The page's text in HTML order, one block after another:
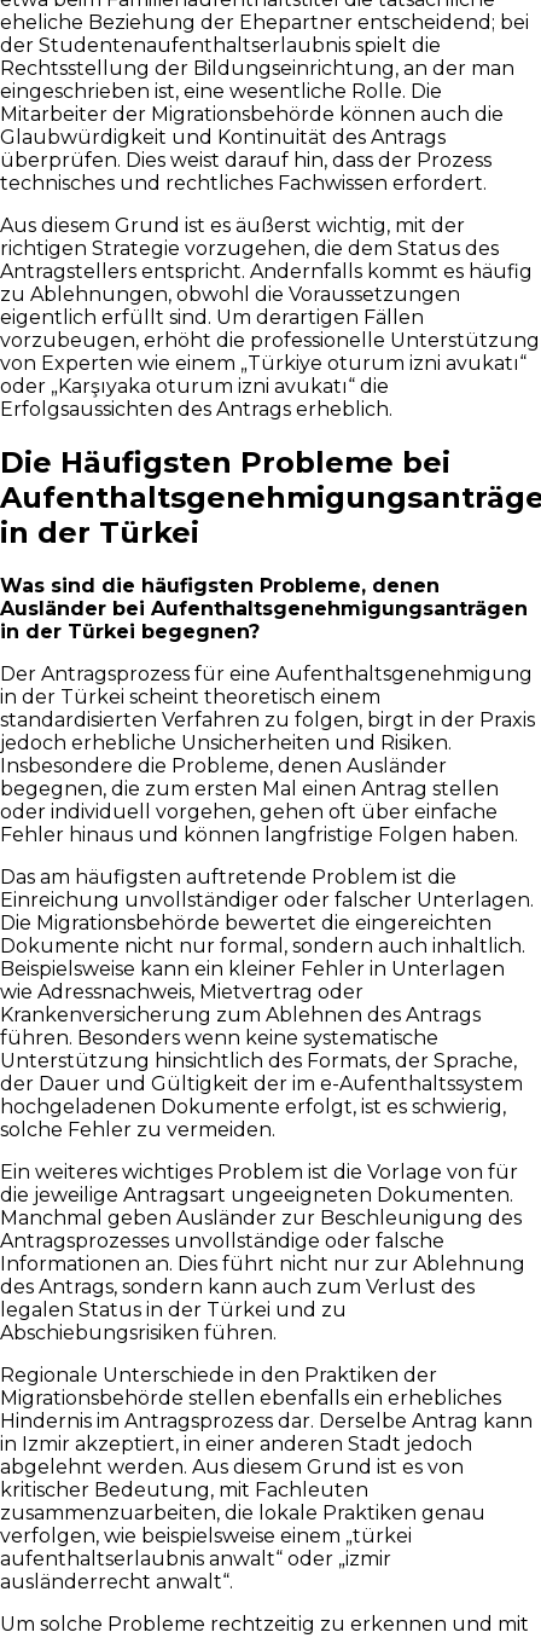
eheliche Beziehung der Ehepartner entscheidend; bei
der Studentenaufenthaltserlaubnis spielt die
Rechtsstellung der Bildungseinrichtung, an der man
eingeschrieben ist, eine wesentliche Rolle. Die
Mitarbeiter der Migrationsbehörde können auch die
Glaubwürdigkeit und Kontinuität des Antrags
überprüfen. Dies weist darauf hin, dass der Prozess
technisches und rechtliches Fachwissen erfordert.
Aus diesem Grund ist es äußerst wichtig, mit der
richtigen Strategie vorzugehen, die dem Status des
Antragstellers entspricht. Andernfalls kommt es häufig
zu Ablehnungen, obwohl die Voraussetzungen
eigentlich erfüllt sind. Um derartigen Fällen
vorzubeugen, erhöht die professionelle Unterstützung
von Experten wie einem „Türkiye oturum izni avukatı“
oder „Karşıyaka oturum izni avukatı“ die
Erfolgsaussichten des Antrags erheblich.
Die Häufigsten Probleme bei
in der Türkei
Was sind die häufigsten Probleme, denen
Ausländer bei Aufenthaltsgenehmigungsanträgen
in der Türkei begegnen?
Der Antragsprozess für eine Aufenthaltsgenehmigung
in der Türkei scheint theoretisch einem
standardisierten Verfahren zu folgen, birgt in der Praxis
jedoch erhebliche Unsicherheiten und Risiken.
Insbesondere die Probleme, denen Ausländer
begegnen, die zum ersten Mal einen Antrag stellen
oder individuell vorgehen, gehen oft über einfache
Fehler hinaus und können langfristige Folgen haben.
Das am häufigsten auftretende Problem ist die
Einreichung unvollständiger oder falscher Unterlagen.
Die Migrationsbehörde bewertet die eingereichten
Dokumente nicht nur formal, sondern auch inhaltlich.
Beispielsweise kann ein kleiner Fehler in Unterlagen
wie Adressnachweis, Mietvertrag oder
Krankenversicherung zum Ablehnen des Antrags
führen. Besonders wenn keine systematische
Unterstützung hinsichtlich des Formats, der Sprache,
der Dauer und Gültigkeit der im e-Aufenthaltssystem
hochgeladenen Dokumente erfolgt, ist es schwierig,
solche Fehler zu vermeiden.
Ein weiteres wichtiges Problem ist die Vorlage von für
die jeweilige Antragsart ungeeigneten Dokumenten.
Manchmal geben Ausländer zur Beschleunigung des
Antragsprozesses unvollständige oder falsche
Informationen an. Dies führt nicht nur zur Ablehnung
des Antrags, sondern kann auch zum Verlust des
legalen Status in der Türkei und zu
Abschiebungsrisiken führen.
Regionale Unterschiede in den Praktiken der
Migrationsbehörde stellen ebenfalls ein erhebliches
Hindernis im Antragsprozess dar. Derselbe Antrag kann
in Izmir akzeptiert, in einer anderen Stadt jedoch
abgelehnt werden. Aus diesem Grund ist es von
kritischer Bedeutung, mit Fachleuten
zusammenzuarbeiten, die lokale Praktiken genau
verfolgen, wie beispielsweise einem „türkei
aufenthaltserlaubnis anwalt“ oder „izmir
ausländerrecht anwalt“.
Um solche Probleme rechtzeitig zu erkennen und mit